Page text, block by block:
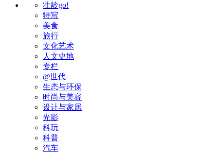
壮龄go!
特写
美食
旅行
文化艺术
人文史地
专栏
@世代
生态与环保
时尚与美容
设计与家居
光影
科玩
科普
汽车